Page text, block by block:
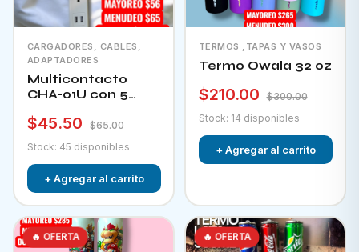
CARGADORES, CABLES,
ADAPTADORES
Multicontacto
CHA-01U con 5
puertos usb e
$45.50
$65.00
Stock: 45 disponibles
+ Agregar al carrito
TERMOS ,TAPAS Y VASOS
Termo Owala 32 oz
$210.00
$300.00
Stock: 14 disponibles
+ Agregar al carrito
🔥 OFERTA 🔥 OFERTA